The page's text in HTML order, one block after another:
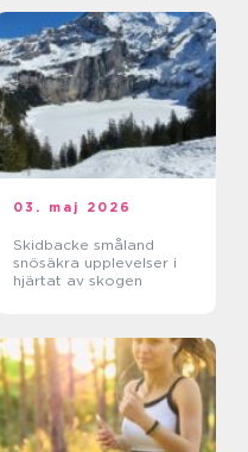
03. maj 2026
Skidbacke småland
snösäkra upplevelser i
hjärtat av skogen